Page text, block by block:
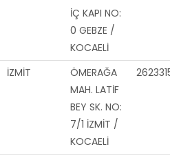
İÇ KAPI NO:
0 GEBZE /
KOCAELİ
İZMİT
ÖMERAĞA
MAH. LATİF
BEY SK. NO:
7/1 İZMİT /
KOCAELİ